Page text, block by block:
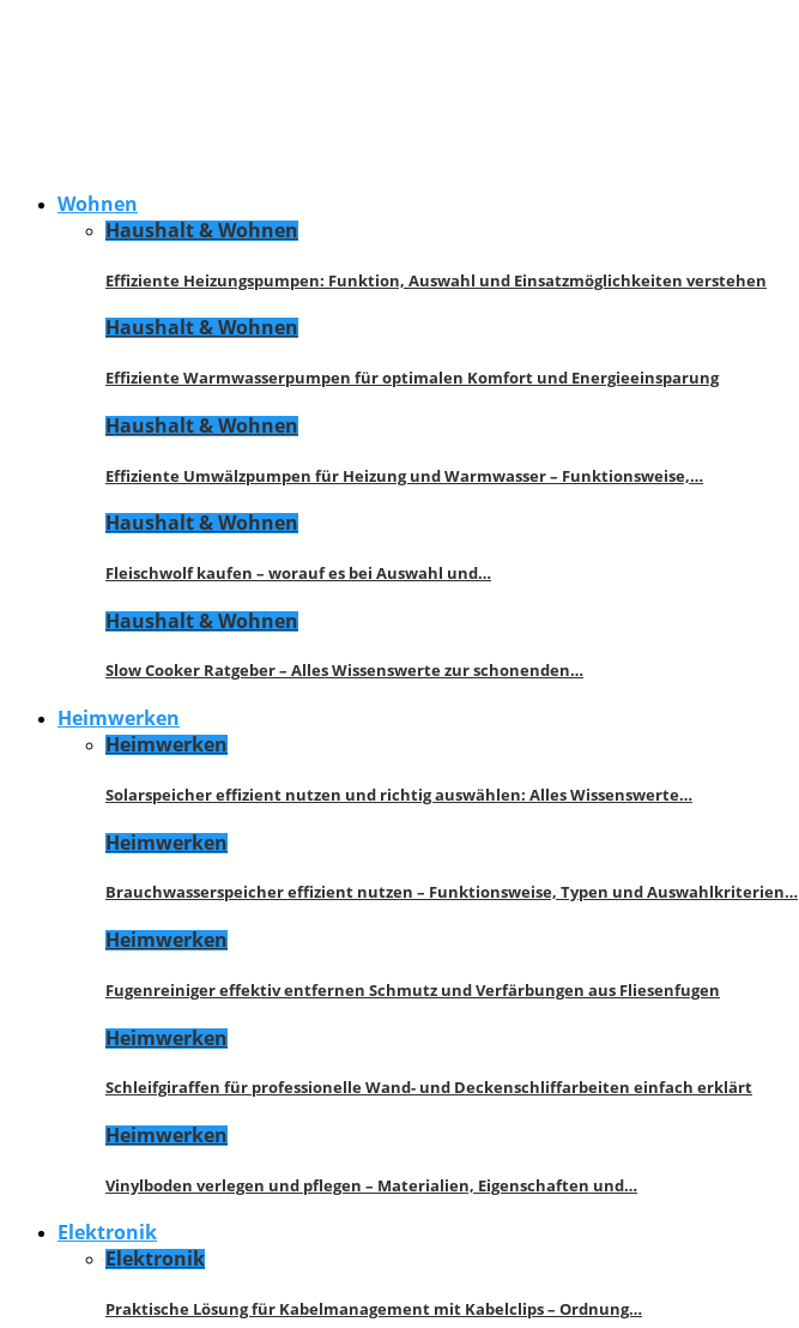
Wohnen
Haushalt & Wohnen
Effiziente Heizungspumpen: Funktion, Auswahl und Einsatzmöglichkeiten verstehen
Haushalt & Wohnen
Effiziente Warmwasserpumpen für optimalen Komfort und Energieeinsparung
Haushalt & Wohnen
Effiziente Umwälzpumpen für Heizung und Warmwasser – Funktionsweise,…
Haushalt & Wohnen
Fleischwolf kaufen – worauf es bei Auswahl und…
Haushalt & Wohnen
Slow Cooker Ratgeber – Alles Wissenswerte zur schonenden…
Heimwerken
Heimwerken
Solarspeicher effizient nutzen und richtig auswählen: Alles Wissenswerte…
Heimwerken
Brauchwasserspeicher effizient nutzen – Funktionsweise, Typen und Auswahlkriterien…
Heimwerken
Fugenreiniger effektiv entfernen Schmutz und Verfärbungen aus Fliesenfugen
Heimwerken
Schleifgiraffen für professionelle Wand- und Deckenschliffarbeiten einfach erklärt
Heimwerken
Vinylboden verlegen und pflegen – Materialien, Eigenschaften und…
Elektronik
Elektronik
Praktische Lösung für Kabelmanagement mit Kabelclips – Ordnung…